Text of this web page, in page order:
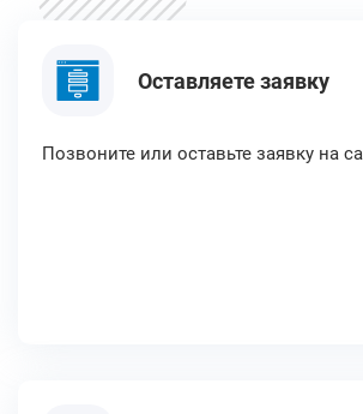
Оставляете заявку
Позвоните или оставьте заявку на